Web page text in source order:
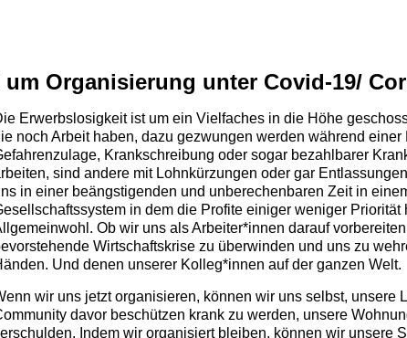
Organisierung unter Covid-19/
Erwerbslosigkeit ist um ein Vielfaches in die Höhe
noch Arbeit haben, dazu gezwungen werden während einer
Krankschreibung oder sogar bezahlbarer
sind andere mit Lohnkürzungen oder gar
in einer beängstigenden und unberechenbaren Zeit in
in dem die Profite einiger weniger Priorität
Ob wir uns als Arbeiter*innen darauf
Wirtschaftskrise zu überwinden und uns zu
Und denen unserer Kolleg*innen auf der ganzen Welt.
wir uns jetzt organisieren, können wir uns selbst, unsere
davor beschützen krank zu werden, unsere
Indem wir organisiert bleiben, können wir unsere